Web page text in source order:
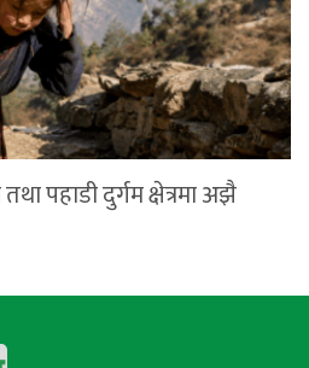
पहाडी दुर्गम क्षेत्रमा अझै